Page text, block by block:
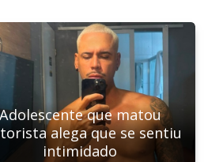
Adolescente que matou
alega que se sentiu
intimidado